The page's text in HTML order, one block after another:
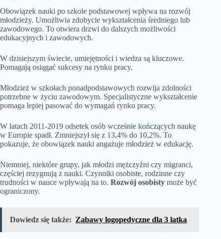
Obowiązek nauki po szkole podstawowej wpływa na rozwój
młodzieży. Umożliwia zdobycie wykształcenia średniego lub
zawodowego. To otwiera drzwi do dalszych możliwości
edukacyjnych i zawodowych.
W dzisiejszym świecie, umiejętności i wiedza są kluczowe.
Pomagają osiągać sukcesy na rynku pracy.
Młodzież w szkołach ponadpodstawowych rozwija zdolności
potrzebne w życiu zawodowym. Specjalistyczne wykształcenie
pomaga lepiej pasować do wymagań rynku pracy.
W latach 2011-2019 odsetek osób wcześnie kończących naukę
w Europie spadł. Zmniejszył się z 13,4% do 10,2%. To
pokazuje, że obowiązek nauki angażuje młodzież w edukację.
Niemniej, niektóre grupy, jak młodzi mężczyźni czy migranci,
częściej rezygnują z nauki. Czynniki osobiste, rodzinne czy
trudności w nauce wpływają na to. Rozwój osobisty może być
ograniczony.
Dowiedz się także: Zabawy logopedyczne dla 3 latka